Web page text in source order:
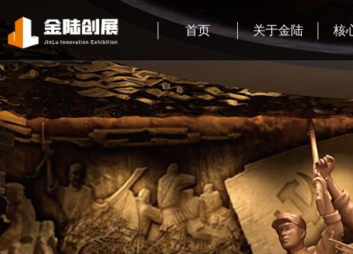
首页 关于金陆 核